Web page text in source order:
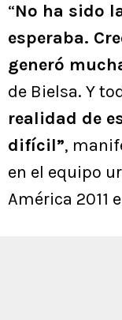
“No ha sido
esperaba.
generó
de Bielsa. Y
realidad de
difícil”,
en el equipo
América 2011